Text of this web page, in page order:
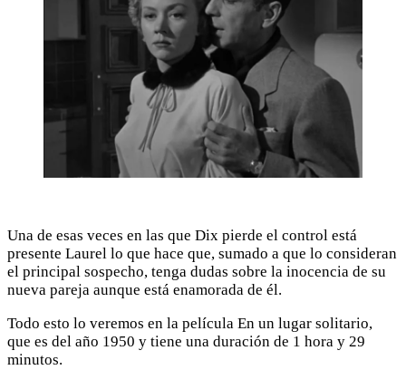
Una de esas veces en las que Dix pierde el control está
presente Laurel lo que hace que, sumado a que lo consideran
el principal sospecho, tenga dudas sobre la inocencia de su
nueva pareja aunque está enamorada de él.
Todo esto lo veremos en la película En un lugar solitario,
que es del año 1950 y tiene una duración de 1 hora y 29
minutos.